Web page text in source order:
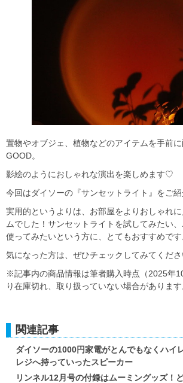
置物やオブジェ、植物などのアイテムを手前
GOOD。
影絵のようにおしゃれな演出を楽しめます♡
今回はダイソーの『サンセットライト』をご紹
実用的というよりは、お部屋をよりおしゃれ
ムでした！サンセットライトを試してみたい
使ってみたいという方に、とてもおすすめです
気になった方は、ぜひチェックしてみてくださ
※記事内の商品情報は筆者購入時点（2025年
り在庫切れ、取り扱っていない場合があります
関連記事
ダイソーの1000円家電がとんでもなくハイ
レジへ持っていったスピーカー
リンネル12月号の付録はムーミングッズ！